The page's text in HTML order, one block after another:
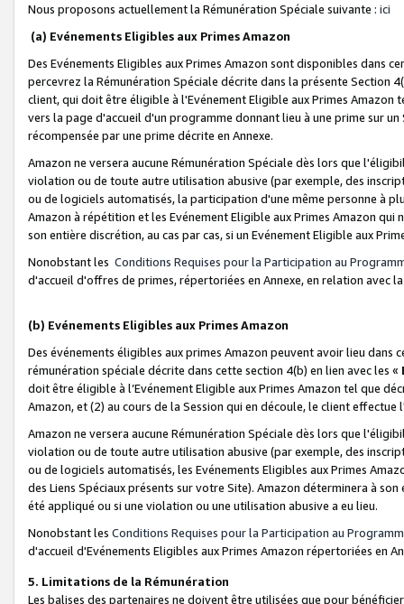
Nous proposons actuellement la Rémunération Spéciale suivante : ici
(a) Evénements Eligibles aux Primes Amazon
Des Evénements Eligibles aux Primes Amazon sont disponibles dans
percevrez la Rémunération Spéciale décrite dans la présente Section
client, qui doit être éligible à l'Evénement Eligible aux Primes Amazon
vers la page d'accueil d'un programme donnant lieu à une prime sur
récompensée par une prime décrite en Annexe.
Amazon ne versera aucune Rémunération Spéciale dès lors que
violation ou de toute autre utilisation abusive (par exemple, des
ou de logiciels automatisés, la participation d'une même personne à
Amazon à répétition et les Evénement Eligible aux Primes Amazon qui
son entière discrétion, au cas par cas, si un Evénement Eligible aux
Nonobstant les Conditions Requises pour la Participation au
d'accueil d'offres de primes, répertoriées en Annexe, en relation avec
(b) Evénements Eligibles aux Primes Amazon
Des événements éligibles aux primes Amazon peuvent avoir lieu dans
rémunération spéciale décrite dans cette section 4(b) en lien avec les «
doit être éligible à l’Evénement Eligible aux Primes Amazon tel que
Amazon, et (2) au cours de la Session qui en découle, le client
Amazon ne versera aucune Rémunération Spéciale dès lors que
violation ou de toute autre utilisation abusive (par exemple, des
ou de logiciels automatisés, les Evénements Eligibles aux Primes
des Liens Spéciaux présents sur votre Site). Amazon déterminera à
été appliqué ou si une violation ou une utilisation abusive a eu lieu.
Nonobstant les Conditions Requises pour la Participation au
d'accueil d'Evénements Eligibles aux Primes Amazon répertoriées en
5. Limitations de la Rémunération
Les balises des partenaires ne doivent être utilisées que pour